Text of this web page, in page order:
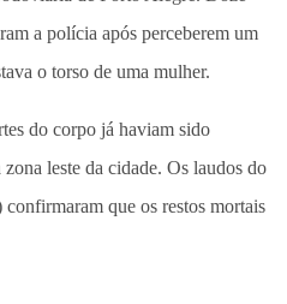
a polícia após perceberem um
o torso de uma mulher.
do corpo já haviam sido
leste da cidade. Os laudos do
que os restos mortais